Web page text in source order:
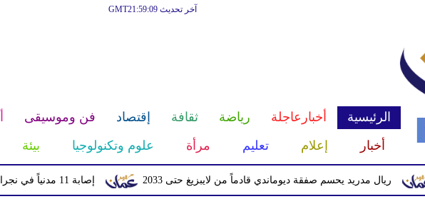
آخر تحديث GMT21:59:09
الرئيسية أخبارعاجلة رياضة ثقافة إقتصاد فن وموسيقى
أخبار
إعلام تعليم مرأة علوم وتكنولوجيا بيئة
إصابة 11 مدنياً في نجران جراء اعتداءات حوثية بالمقذوفات ريال مدريد يحسم صفقة ديوماندي قادماً من لايبزيغ حتى 2033